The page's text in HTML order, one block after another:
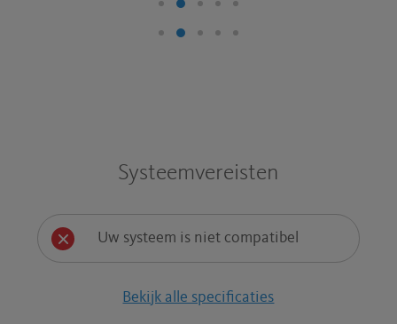
Systeemvereisten
Uw systeem is niet compatibel
Bekijk alle specificaties